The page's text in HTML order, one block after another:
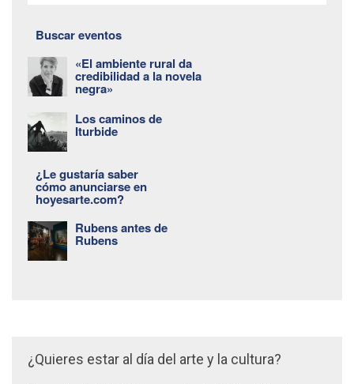
Buscar eventos
«El ambiente rural da
credibilidad a la novela
negra»
Los caminos de
Iturbide
¿Le gustaría saber
cómo anunciarse en
hoyesarte.com?
Rubens antes de
Rubens
¿Quieres estar al día del arte y la cultura?